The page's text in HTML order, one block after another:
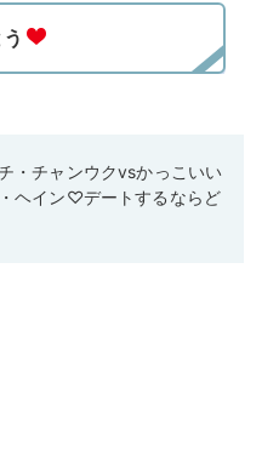
・チャンウクvsかっこいい
ヘイン♡デートするならど